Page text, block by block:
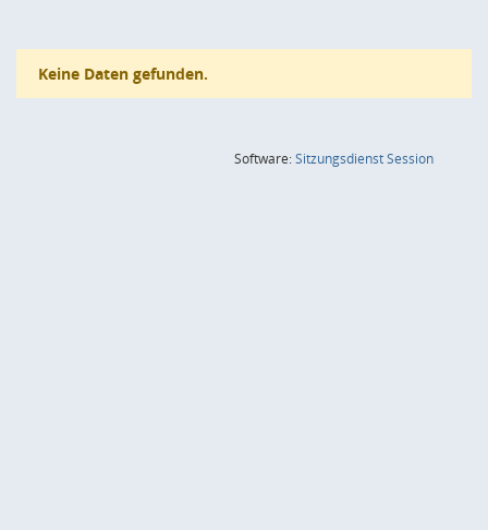
Keine Daten gefunden.
Software:SitzungsdienstSession(Wird in